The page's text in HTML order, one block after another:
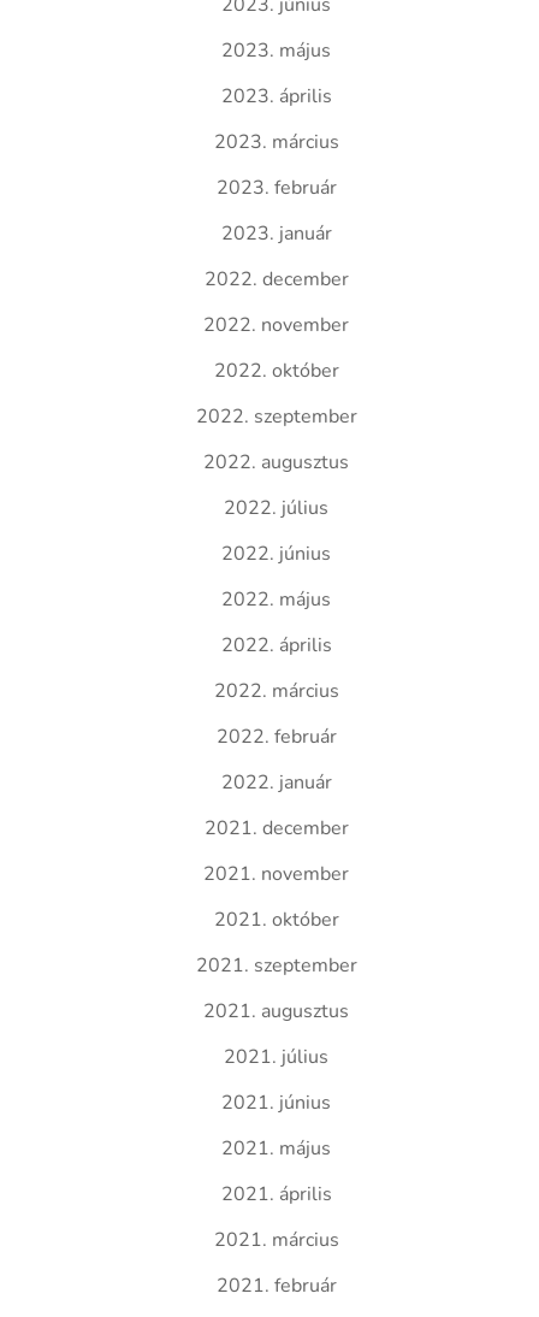
2023. május
2023. április
2023. március
2023. február
2023. január
2022. december
2022. november
2022. október
2022. szeptember
2022. augusztus
2022. július
2022. június
2022. május
2022. április
2022. március
2022. február
2022. január
2021. december
2021. november
2021. október
2021. szeptember
2021. augusztus
2021. július
2021. június
2021. május
2021. április
2021. március
2021. február